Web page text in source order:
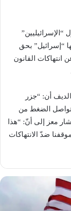
“إسرائيل” بحق
انتهاكات القانون
أن: “جزر
الضغط من
معز إلى أنّ: “هذا
ضدّ الانتهاكات